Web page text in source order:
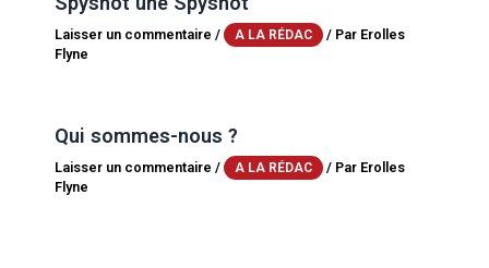
Laisser un commentaire / A LA RÉDAC / Par Erolles
Flyne
Qui sommes-nous ?
Laisser un commentaire / A LA RÉDAC / Par Erolles
Flyne